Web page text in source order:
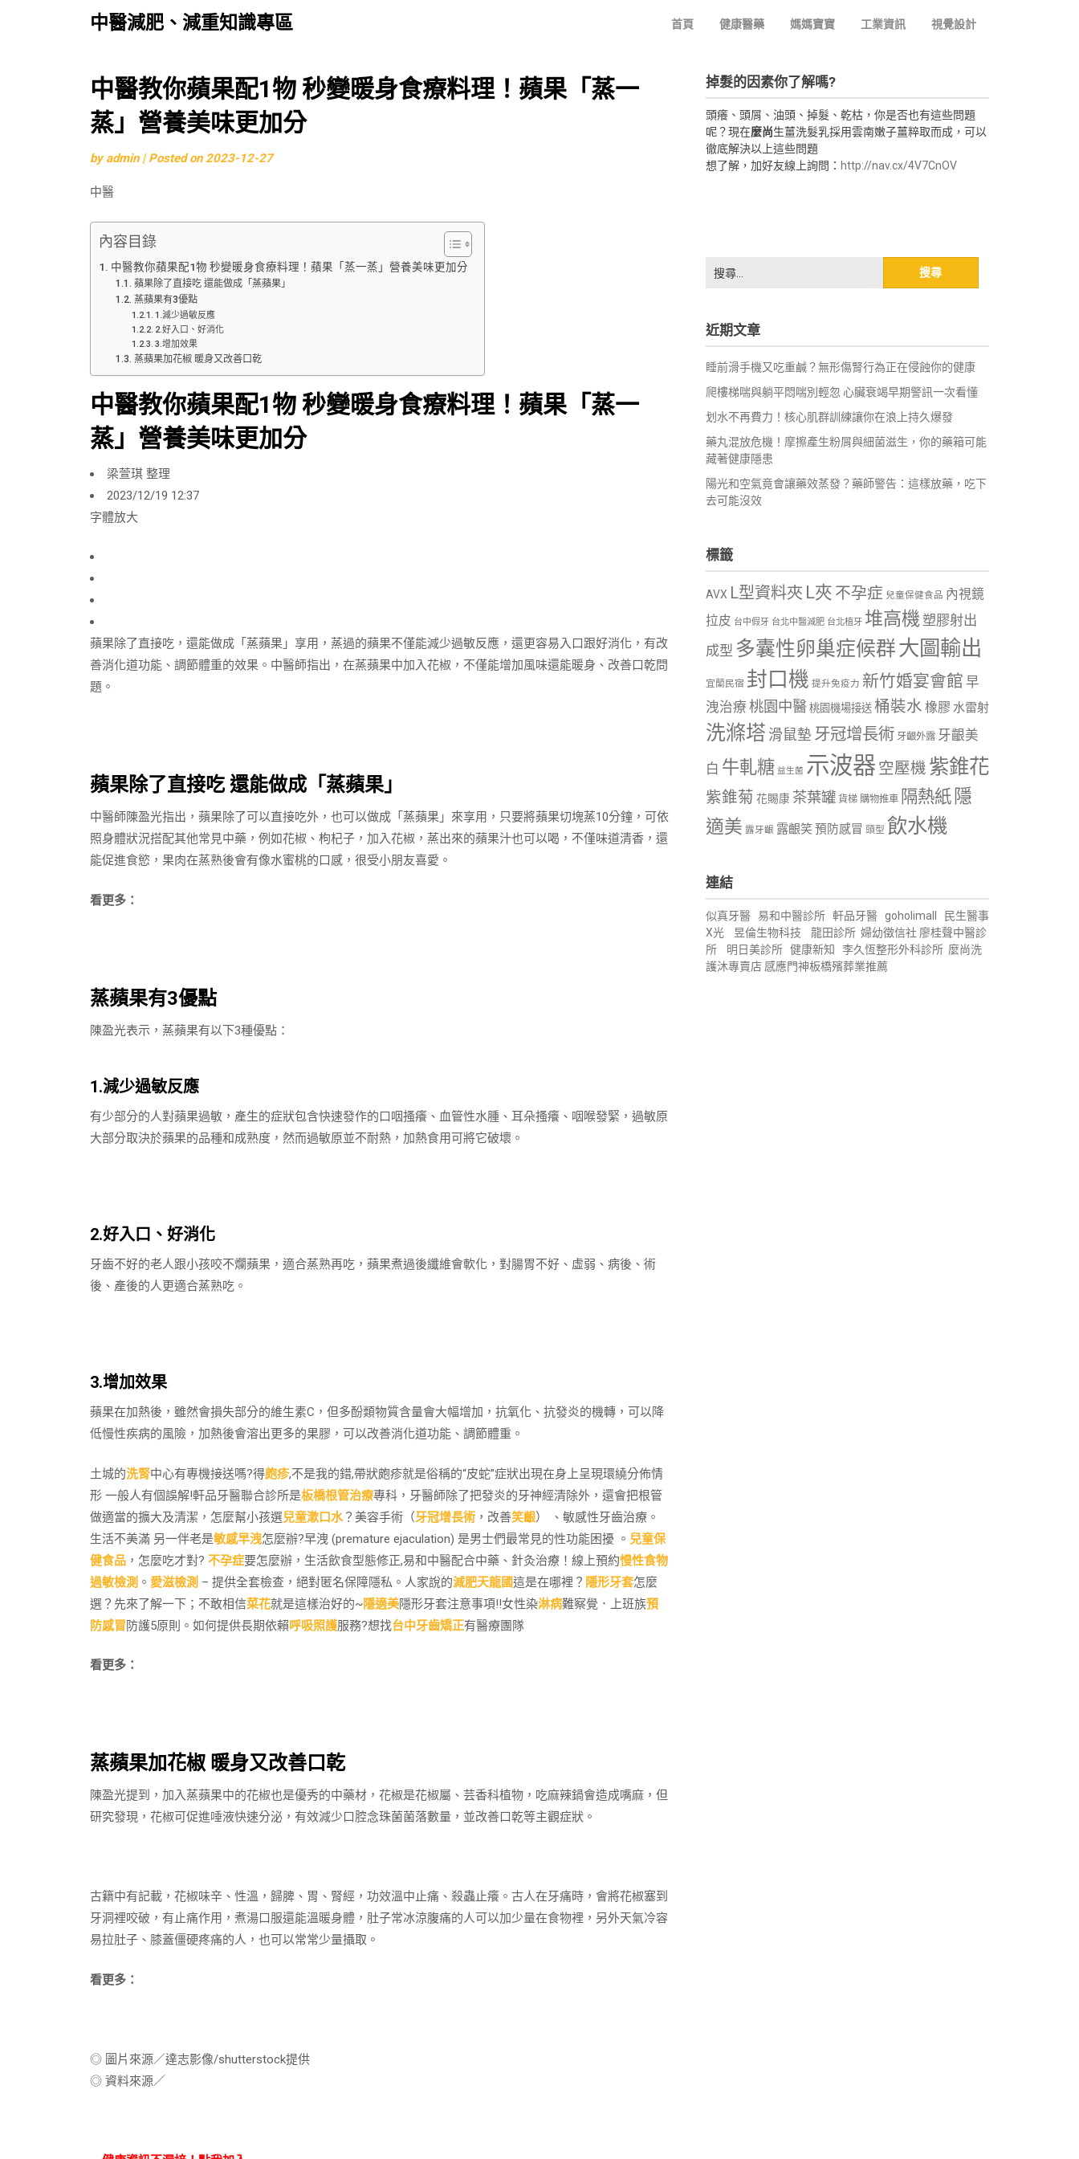
中醫減肥、減重知識專區 首頁 健康醫藥 媽媽寶寶 工業資訊 視覺設計
Skip
content
中醫教你蘋果配1物 秒變暖身食療料理！蘋果「蒸一
蒸」營養美味更加分
byadmin | Posted on2023-12-27
中醫
內容目錄
中醫教你蘋果配1物 秒變暖身食療料理！蘋果「蒸一蒸」營養美味更加分
蘋果除了直接吃 還能做成「蒸蘋果」
蒸蘋果有3優點
1.減少過敏反應
2.好入口、好消化
3.增加效果
蒸蘋果加花椒 暖身又改善口乾
中醫教你蘋果配1物 秒變暖身食療料理！蘋果「蒸一
蒸」營養美味更加分
梁萱琪 整理
2023/12/19 12:37
字體放大
蘋果除了直接吃，還能做成「蒸蘋果」享用，蒸過的蘋果不僅能減少過敏反應，還更容易入口跟好消化，有改
善消化道功能、調節體重的效果。中醫師指出，在蒸蘋果中加入花椒，不僅能增加風味還能暖身、改善口乾問
題。
蘋果除了直接吃 還能做成「蒸蘋果」
中醫師陳盈光指出，蘋果除了可以直接吃外，也可以做成「蒸蘋果」來享用，只要將蘋果切塊蒸10分鐘，可依
照身體狀況搭配其他常見中藥，例如花椒、枸杞子，加入花椒，蒸出來的蘋果汁也可以喝，不僅味道清香，還
能促進食慾，果肉在蒸熟後會有像水蜜桃的口感，很受小朋友喜愛。
看更多：
蒸蘋果有3優點
陳盈光表示，蒸蘋果有以下3種優點：
1.減少過敏反應
有少部分的人對蘋果過敏，產生的症狀包含快速發作的口咽搔癢、血管性水腫、耳朵搔癢、咽喉發緊，過敏原
大部分取決於蘋果的品種和成熟度，然而過敏原並不耐熱，加熱食用可將它破壞。
2.好入口、好消化
牙齒不好的老人跟小孩咬不爛蘋果，適合蒸熟再吃，蘋果煮過後纖維會軟化，對腸胃不好、虛弱、病後、術
後、產後的人更適合蒸熟吃。
3.增加效果
蘋果在加熱後，雖然會損失部分的維生素C ，但多酚類物質含量會大幅增加，抗氧化、抗發炎的機轉，可以降
低慢性疾病的風險，加熱後會溶出更多的果膠，可以改善消化道功能、調節體重。
土城的洗腎中心有專機接送嗎?得皰疹,不是我的錯,帶狀皰疹就是俗稱的“皮蛇”症狀出現在身上呈現環繞分佈情
形 一般人有個誤解!軒品牙醫聯合診所是板橋根管治療專科，牙醫師除了把發炎的牙神經清除外，還會把根管
做適當的擴大及清潔，怎麼幫小孩選兒童漱口水？美容手術（牙冠增長術 ，改善笑齦） 、敏感性牙齒治療。
生活不美滿 另一伴老是敏感早洩怎麼辦?早洩 (premature ejaculation) 是男士們最常見的性功能困擾 。 兒童保
健食品 ，怎麼吃才對? 不孕症要怎麼辦，生活飲食型態修正,易和中醫配合中藥、針灸治療！線上預約慢性食物
過敏檢測 。 愛滋檢測 – 提供全套檢查，絕對匿名保障隱私。人家說的減肥天龍國這是在哪裡？ 隱形牙套怎麼
選？先來了解一下；不敢相信菜花就是這樣治好的~隱適美隱形牙套注意事項!!女性染淋病難察覺．上班族預
防感冒防護5原則。如何提供長期依賴呼吸照護服務?想找台中牙齒矯正有醫療團隊
看更多：
蒸蘋果加花椒 暖身又改善口乾
陳盈光提到，加入蒸蘋果中的花椒也是優秀的中藥材，花椒是花椒屬、芸香科植物，吃麻辣鍋會造成嘴麻，但
研究發現，花椒可促進唾液快速分泌，有效減少口腔念珠菌菌落數量，並改善口乾等主觀症狀。
古籍中有記載，花椒味辛、性溫，歸脾、胃、腎經，功效溫中止痛、殺蟲止癢。古人在牙痛時，會將花椒塞到
牙洞裡咬破，有止痛作用，煮湯口服還能溫暖身體，肚子常冰涼腹痛的人可以加少量在食物裡，另外天氣冷容
易拉肚子、膝蓋僵硬疼痛的人，也可以常常少量攝取。
看更多：
◎ 圖片來源／達志影像/shutterstock提供
◎ 資料來源／
掉髮的因素你了解嗎?
頭癢、頭屑、油頭、掉髮、乾枯，你是否也有這些問題
呢？現在麼尚生薑洗髮乳採用雲南嫩子薑粹取而成，可以
徹底解決以上這些問題
想了解，加好友線上詢問： http://nav.cx/4V7CnOV
搜
尋
字:
近期文章
睡前滑手機又吃重鹹？無形傷腎行為正在侵蝕你的健康
爬樓梯喘與躺平悶喘別輕忽 心臟衰竭早期警訊一次看懂
划水不再費力！核心肌群訓練讓你在浪上持久爆發
藥丸混放危機！摩擦產生粉屑與細菌滋生，你的藥箱可能
藏著健康隱患
陽光和空氣竟會讓藥效蒸發？藥師警告：這樣放藥，吃下
去可能沒效
標籤
AVX L型資料夾 L夾 不孕症 兒童保健食品 內視鏡
拉皮 台中假牙 台北中醫減肥 台北植牙 堆高機塑膠射出
成型 多囊性卵巢症候群大圖輸出
宜蘭民宿 封口機 提升免疫力 新竹婚宴會館 早
洩治療 桃園中醫 桃園機場接送 桶裝水 橡膠 水雷射
洗滌塔 滑鼠墊 牙冠增長術 牙齦外露 牙齦美
白 牛軋糖 益生菌 示波器 空壓機 紫錐花
紫錐菊 花賜康 茶葉罐 貨梯 購物推車 隔熱紙 隱
適美 露牙齦 露齦笑預防感冒 頭型 飲水機
連結
似真牙醫 易和中醫診所 軒品牙醫 goholimall
民生醫事
X光
昱倫生物科技 龍田診所 婦幼徵信社 廖桂聲中醫診
所
明日美診所 健康新知 李久恆整形外科診所 麼尚洗
護沐專賣店 感應門神板橋殯葬業推薦